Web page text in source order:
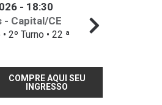
- 18:30
- Capital/CE
2º Turno • 22 ª
COMPRE AQUI SEU
INGRESSO